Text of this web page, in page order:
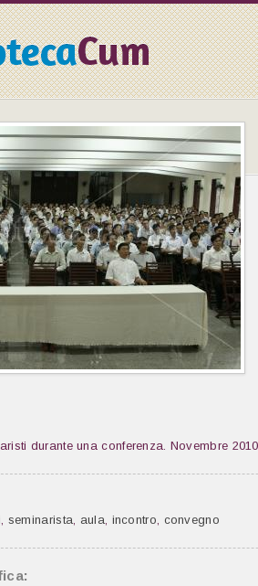
durante una conferenza. Novembre 2010
, seminarista, aula, incontro, convegno